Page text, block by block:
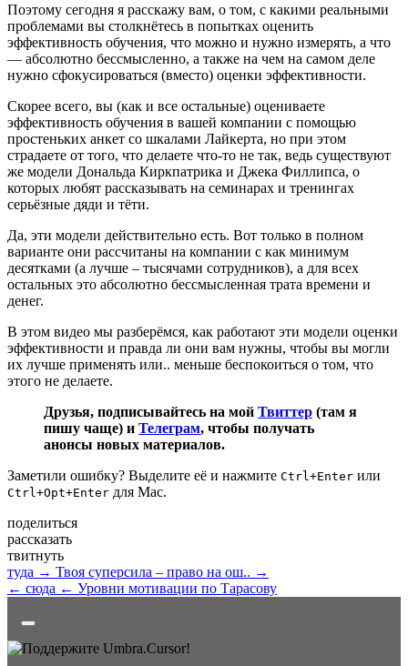
Поэтому сегодня я расскажу вам, о том, с какими реальными
проблемами вы столкнётесь в попытках оценить
эффективность обучения, что можно и нужно измерять, а что
— абсолютно бессмысленно, а также на чем на самом деле
нужно сфокусироваться (вместо) оценки эффективности.
Скорее всего, вы (как и все остальные) оцениваете
эффективность обучения в вашей компании с помощью
простеньких анкет со шкалами Лайкерта, но при этом
страдаете от того, что делаете что-то не так, ведь существуют
же модели Дональда Киркпатрика и Джека Филлипса, о
которых любят рассказывать на семинарах и тренингах
серьёзные дяди и тёти.
Да, эти модели действительно есть. Вот только в полном
варианте они рассчитаны на компании с как минимум
десятками (а лучше – тысячами сотрудников), а для всех
остальных это абсолютно бессмысленная трата времени и
денег.
В этом видео мы разберёмся, как работают эти модели оценки
эффективности и правда ли они вам нужны, чтобы вы могли
их лучше применять или.. меньше беспокоиться о том, что
этого не делаете.
Друзья, подписывайтесь на мой Твиттер (там я
пишу чаще) и Телеграм, чтобы получать
анонсы новых материалов.
Заметили ошибку? Выделите её и нажмите Ctrl+Enter или
Ctrl+Opt+Enter для Mac.
поделиться
рассказать
твитнуть
туда → Твоя суперсила – право на ош.. →
← сюда ← Уровни мотивации по Тарасову